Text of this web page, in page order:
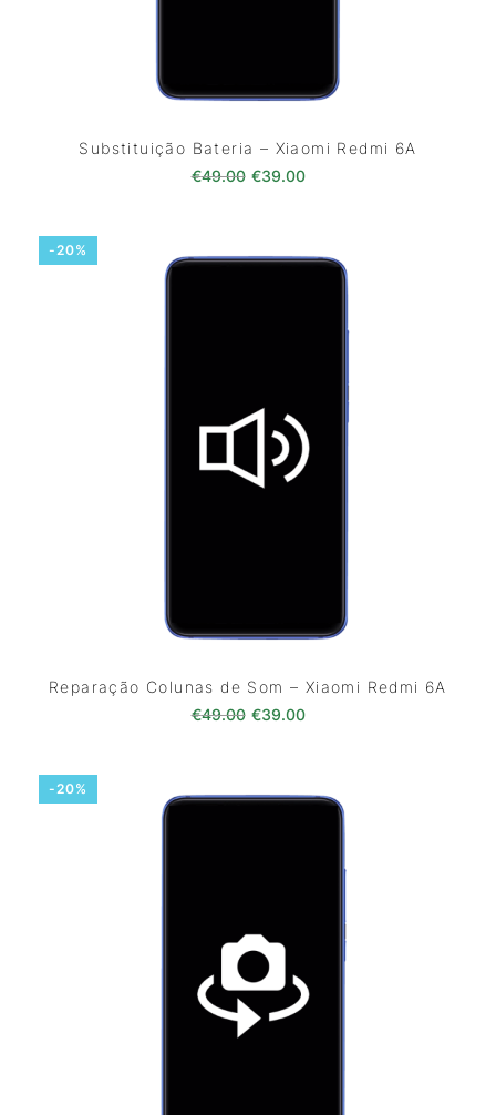
Substituição Bateria – Xiaomi Redmi 6A
€49.00 O preço original era: €49.00.
€39.00O preço atual é:
-20%
Reparação Colunas de Som – Xiaomi Redmi 6A
€49.00 O preço original era: €49.00.
€39.00O preço atual é:
-20%